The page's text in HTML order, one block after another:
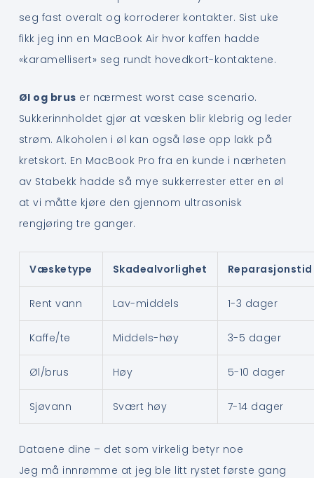
seg fast overalt og korroderer kontakter. Sist uke
fikk jeg inn en MacBook Air hvor kaffen hadde
«karamellisert» seg rundt hovedkort-kontaktene.
Øl og brus er nærmest worst case scenario.
Sukkerinnholdet gjør at væsken blir klebrig og leder
strøm. Alkoholen i øl kan også løse opp lakk på
kretskort. En MacBook Pro fra en kunde i nærheten
av Stabekk hadde så mye sukkerrester etter en øl
at vi måtte kjøre den gjennom ultrasonisk
rengjøring tre ganger.
Væsketype Skadealvorlighet Reparasjonstid
Rent vann Lav-middels 1-3 dager
Kaffe/te Middels-høy 3-5 dager
Øl/brus Høy 5-10 dager
Sjøvann Svært høy 7-14 dager
Dataene dine – det som virkelig betyr noe
Jeg må innrømme at jeg ble litt rystet første gang